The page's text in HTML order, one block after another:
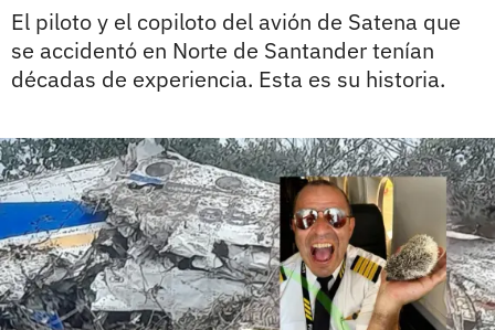
El piloto y el copiloto del avión de Satena que
se accidentó en Norte de Santander tenían
décadas de experiencia. Esta es su historia.